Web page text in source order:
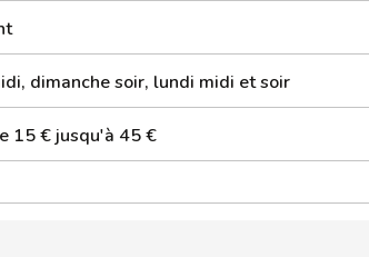
dimanche soir, lundi midi et soir
15 € jusqu'à 45 €